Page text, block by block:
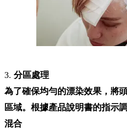
3. 分區處理
為了確保均勻的漂染效果，將
區域。 根據產品說明書的指示
混合